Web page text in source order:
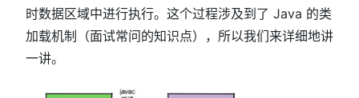
时数据区域中进行执行。这个过程涉及到了 Java 的类
加载机制（面试常问的知识点），所以我们来详细地讲
一讲。